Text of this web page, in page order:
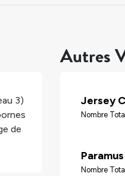
3)
de
Autres
Jersey
Nombre
Paramus
Nombre